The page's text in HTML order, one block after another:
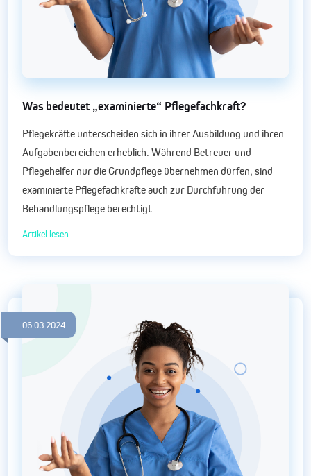
Was bedeutet „examinierte“ Pflegefachkraft?
Pflegekräfte unterscheiden sich in ihrer Ausbildung und ihren
Aufgabenbereichen erheblich. Während Betreuer und
Pflegehelfer nur die Grundpflege übernehmen dürfen, sind
examinierte Pflegefachkräfte auch zur Durchführung der
Behandlungspflege berechtigt.
Artikel lesen...
06.03.2024